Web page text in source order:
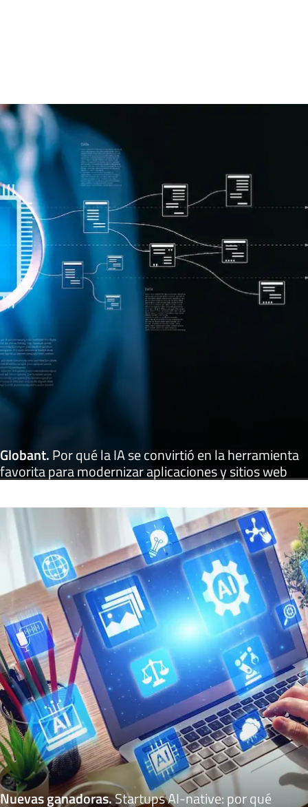
Globant.Por qué la IA se convirtió en la herramienta
favorita para modernizar aplicaciones y sitios web
Nuevas ganadoras.Startups AI-native: por qué